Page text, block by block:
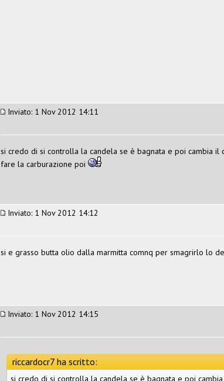
Inviato: 1 Nov 2012 14:11
si credo di si controlla la candela se è bagnata e poi cambia
fare la carburazione poi
Inviato: 1 Nov 2012 14:12
si e grasso butta olio dalla marmitta comnq per smagrirlo lo
Inviato: 1 Nov 2012 14:15
riccardocr7 ha scritto:
si credo di si controlla la candela se è bagnata e poi